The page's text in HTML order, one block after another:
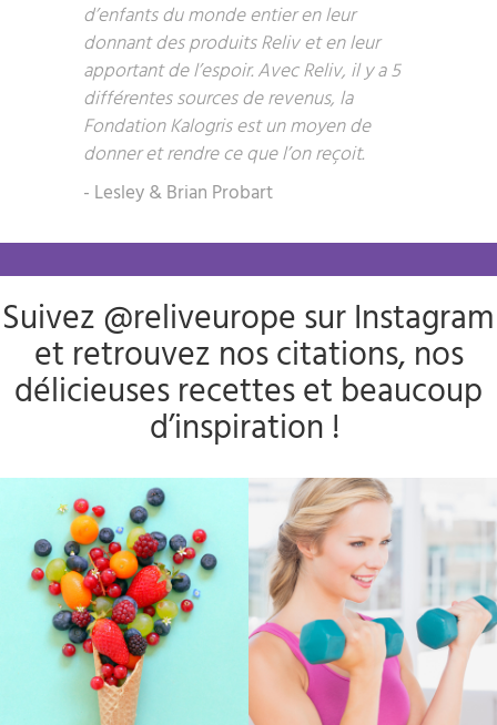
d’enfants du monde entier en leur
donnant des produits Reliv et en leur
apportant de l’espoir. Avec Reliv, il y a 5
différentes sources de revenus, la
Fondation Kalogris est un moyen de
donner et rendre ce que l’on reçoit.
- Lesley & Brian Probart
Suivez @reliveurope sur Instagram
et retrouvez nos citations, nos
délicieuses recettes et beaucoup
d’inspiration !